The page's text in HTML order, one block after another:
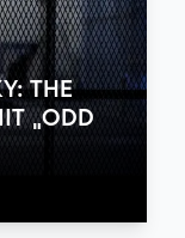
THE
„ODD